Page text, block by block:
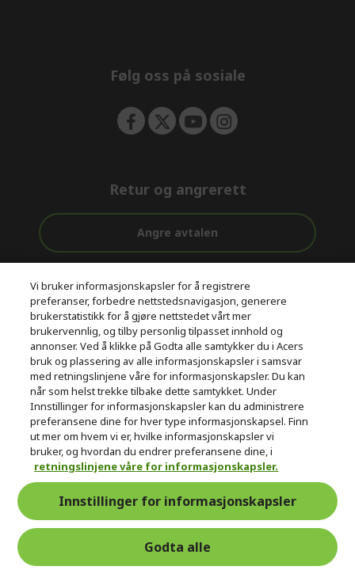
Følg oss på sosiale
Retur og angrerett
Angre avtalen
Gratis
levering
før og etter
kjøp
betaling
© 2026 Acer Inc.
CPYou BV er en autorisert forhandler og tilbyder av produktene
og tjenestene som tilbys i denne nettbutikken.​
Norge
Vi bruker informasjonskapsler for å registrere
preferanser, forbedre nettstedsnavigasjon, generere
brukerstatistikk for å gjøre nettstedet vårt mer
brukervennlig, og tilby personlig tilpasset innhold og
annonser. Ved å klikke på Godta alle samtykker du i Acers
bruk og plassering av alle informasjonskapsler i samsvar
med retningslinjene våre for informasjonskapsler. Du kan
når som helst trekke tilbake dette samtykket. Under
Innstillinger for informasjonskapsler kan du administrere
preferansene dine for hver type informasjonskapsel. Finn
ut mer om hvem vi er, hvilke informasjonskapsler vi
bruker, og hvordan du endrer preferansene dine, i
retningslinjene våre for informasjonskapsler.
Innstillinger for informasjonskapsler
Godta alle